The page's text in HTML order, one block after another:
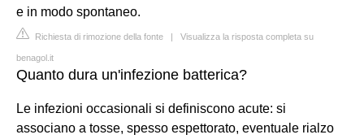
e in modo spontaneo.
Richiesta di rimozione della fonte | Visualizza la risposta completa su
benagol.it
Quanto dura un'infezione batterica?
Le infezioni occasionali si definiscono acute: si
associano a tosse, spesso espettorato, eventuale rialzo